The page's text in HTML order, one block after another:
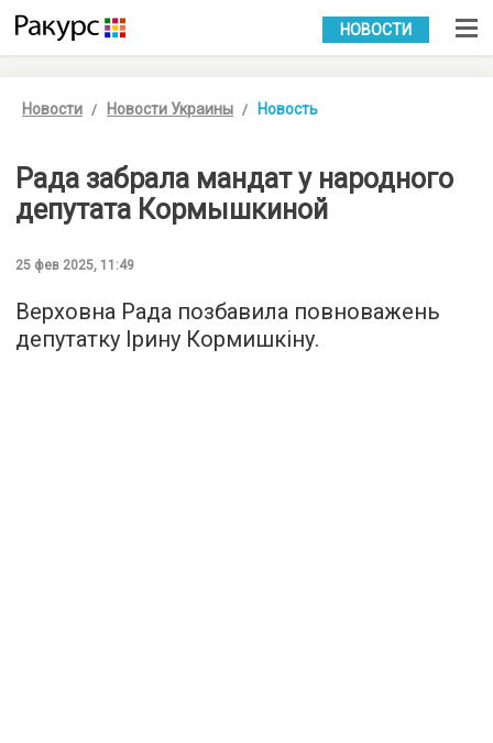
УКР РУС
НОВОСТИ
Новости Новости Украины Новость
Рада забрала мандат у народного
депутата Кормышкиной
25 фев 2025, 11:49
Верховна Рада позбавила повноважень
депутатку Ірину Кормишкіну.